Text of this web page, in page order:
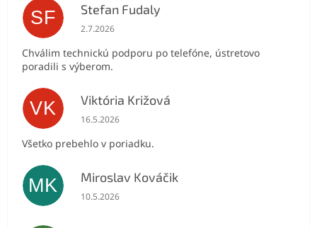
SF Stefan Fudaly
Hodnotenie obchodu je 5 z 5 hviezdičiek.
2.7.2026
Chválim technickú podporu po telefóne, ústretovo
poradili s výberom.
VK Viktória Križová
Hodnotenie obchodu je 5 z 5 hviezdičiek.
16.5.2026
Všetko prebehlo v poriadku.
MK Miroslav Kováčik
Hodnotenie obchodu je 5 z 5 hviezdičiek.
10.5.2026